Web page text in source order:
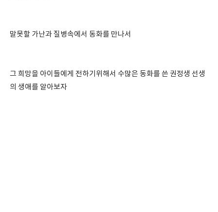
말못할 가난과 질병속에서 동화를 만나서
그 희망을 아이들에게 전하기위해서 수많은 동화를 쓴 권정생 선생
의 생애를 알아보자